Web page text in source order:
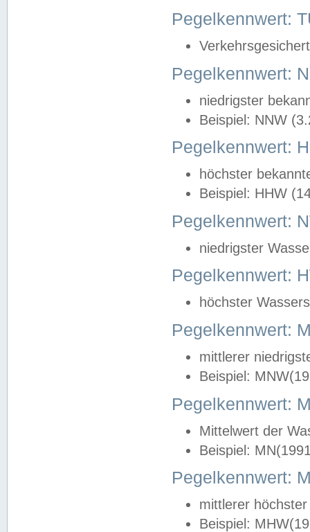
Pegelkennwert:
Pegelkennwert:
niedrigster
Beispiel: NNW
Pegelkennwert:
höchster
Beispiel: HHW
Pegelkennwert:
niedrigster
Pegelkennwert:
höchster
Pegelkennwert:
mittlerer
Beispiel:
Pegelkennwert:
Mittelwert der
Beispiel:
Pegelkennwert:
mittlerer
Beispiel: